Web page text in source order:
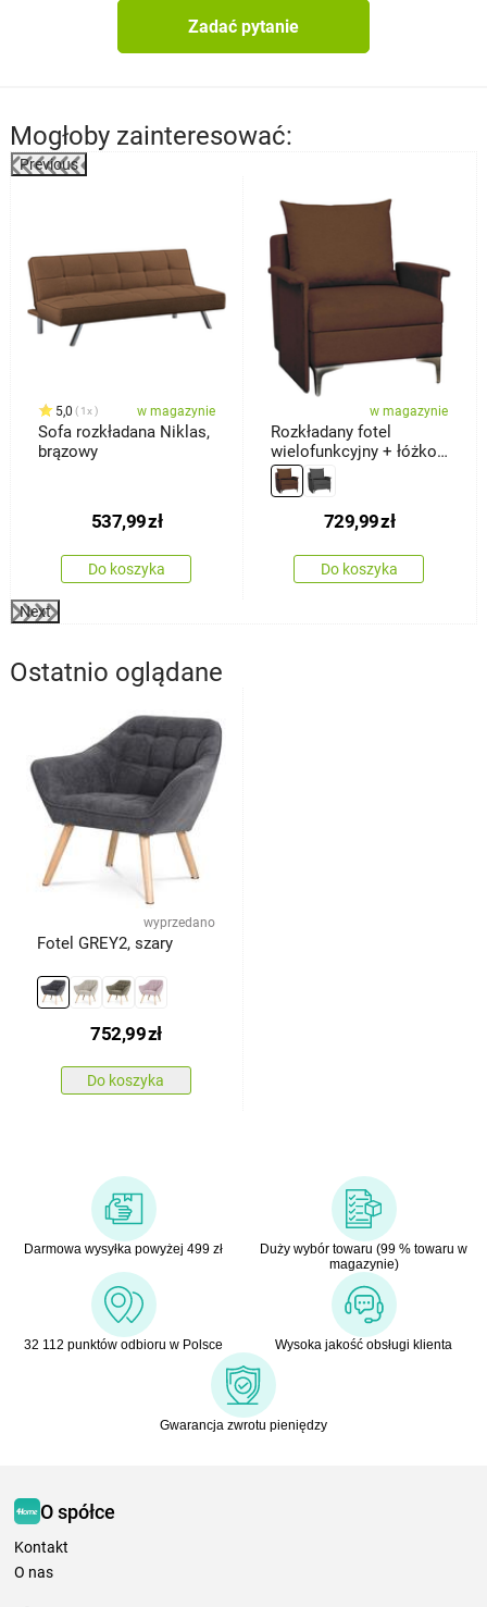
Zadać pytanie
Mogłoby zainteresować:
Previous
5,0 1x w magazynie
Sofa rozkładana Niklas,
brązowy
537,99zł
Do koszyka
w magazynie
Rozkładany fotel
wielofunkcyjny + łóżko
Baron, brązowy
729,99zł
Do koszyka
Next
Ostatnio oglądane
wyprzedano
Fotel GREY2, szary
752,99zł
Do koszyka
Darmowa wysyłka powyżej 499 zł
Duży wybór towaru (99 % towaru w
magazynie)
32 112 punktów odbioru w Polsce Wysoka jakość obsługi klienta
Gwarancja zwrotu pieniędzy
O spółce
Kontakt
O nas